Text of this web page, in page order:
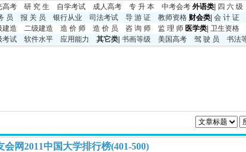
高考 研 究 生 自学考试 成人高考 专 升 本 中考会考 外语类| 四 六 级
员 报 关 员 银行从业 司法考试 导 游 证 教师资格 财会类| 会 计 证
建造 二级建造 造 价 师 造 价 员 咨 询 师 监 理 师 医学类| 卫生资格
考试 软件水平 应用能力 其它类 书画等级 美国高考 驾 驶 员 书法
会网2011中国大学排行榜(401-500)